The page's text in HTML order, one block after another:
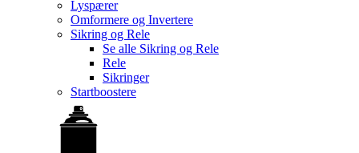
Lyspærer
Omformere og Invertere
Sikring og Rele
Se alle Sikring og Rele
Rele
Sikringer
Startboostere